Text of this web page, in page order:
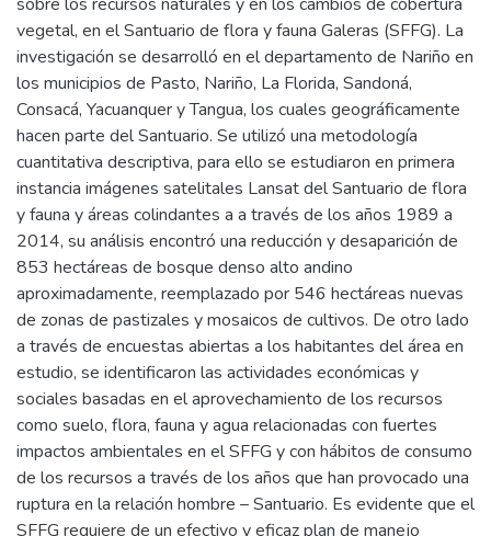
vegetal, en el Santuario de flora y fauna Galeras (SFFG). La
investigación se desarrolló en el departamento de Nariño en
los municipios de Pasto, Nariño, La Florida, Sandoná,
Consacá, Yacuanquer y Tangua, los cuales geográficamente
hacen parte del Santuario. Se utilizó una metodología
cuantitativa descriptiva, para ello se estudiaron en primera
instancia imágenes satelitales Lansat del Santuario de flora
y fauna y áreas colindantes a a través de los años 1989 a
2014, su análisis encontró una reducción y desaparición de
853 hectáreas de bosque denso alto andino
aproximadamente, reemplazado por 546 hectáreas nuevas
de zonas de pastizales y mosaicos de cultivos. De otro lado
a través de encuestas abiertas a los habitantes del área en
estudio, se identificaron las actividades económicas y
sociales basadas en el aprovechamiento de los recursos
como suelo, flora, fauna y agua relacionadas con fuertes
impactos ambientales en el SFFG y con hábitos de consumo
de los recursos a través de los años que han provocado una
ruptura en la relación hombre – Santuario. Es evidente que el
SFFG requiere de un efectivo y eficaz plan de manejo